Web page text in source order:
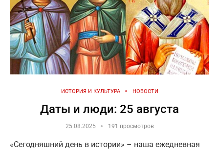
ИСТОРИЯ И КУЛЬТУРА НОВОСТИ
Даты и люди: 25 августа
25.08.2025 191 просмотров
«Сегодняшний день в истории» – наша ежедневная